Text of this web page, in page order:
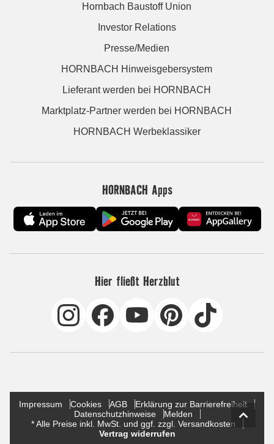
Hornbach Baustoff Union
Investor Relations
Presse/Medien
HORNBACH Hinweisgebersystem
Lieferant werden bei HORNBACH
Marktplatz-Partner werden bei HORNBACH
HORNBACH Werbeklassiker
HORNBACH Apps
Hier fließt Herzblut
Impressum Cookies AGB
Erklärung zur Barrierefreiheit
Datenschutzhinweise
Melden
* Alle Preise inkl. MwSt. und ggf. zzgl. Versandkosten
Vertrag widerrufen